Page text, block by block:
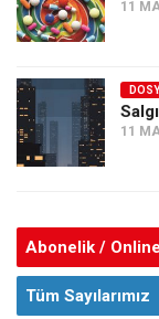
11
11
Abonelik /
Tüm Sayılarımız